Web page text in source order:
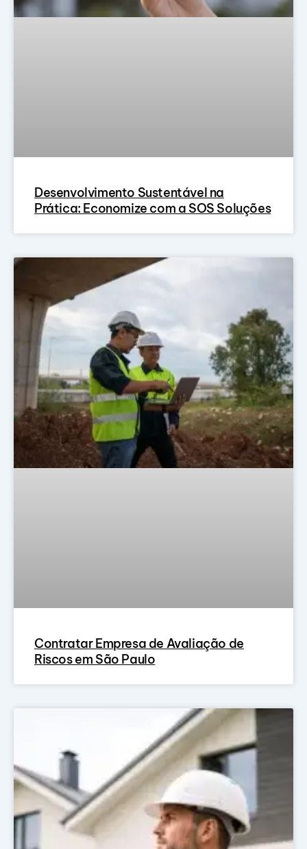
Desenvolvimento Sustentável na
Prática: Economize com a SOS Soluções
Contratar Empresa de Avaliação de
Riscos em São Paulo